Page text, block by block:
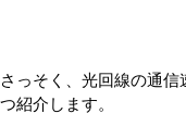
さっそく、光回線の通
つ紹介します。